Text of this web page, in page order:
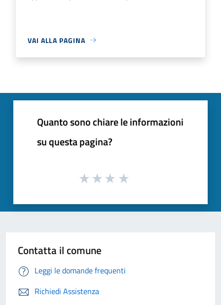
VAI ALLA PAGINA
Quanto sono chiare le informazioni
su questa pagina?
Contatta il comune
Leggi le domande frequenti
Richiedi Assistenza